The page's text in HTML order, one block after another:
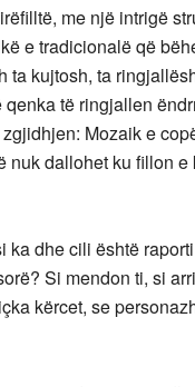
me një intrigë
e tradicionalë që
ta kujtosh, ta
qenka të ringjallen
Mozaik e
nuk dallohet ku fillon e
ka dhe cili është
Si mendon ti, si
kërcet, se